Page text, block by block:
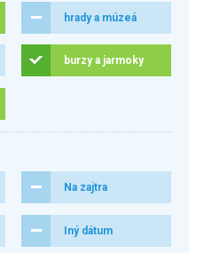
hrady a múzeá
burzy a jarmoky
Na zajtra
Iný dátum